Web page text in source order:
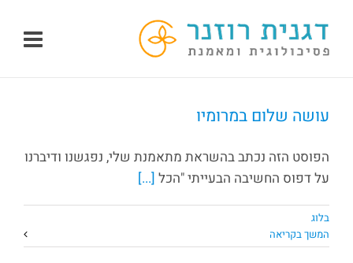
לתוכן
עושה שלום במרומיו
הפוסט הזה נכתב בהשראת מתאמנת שלי, נפגשנו ודיברנו
על דפוס החשיבה הבעייתי "הכל [...]
בלוג
המשך בקריאה